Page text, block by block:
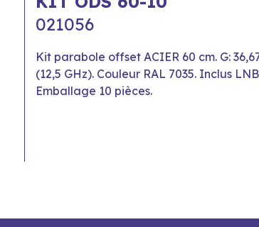
021056
Kit parabole offset ACIER 60 cm. G:
(12,5 GHz). Couleur RAL 7035. Inclus LNB
Emballage 10 pièces.